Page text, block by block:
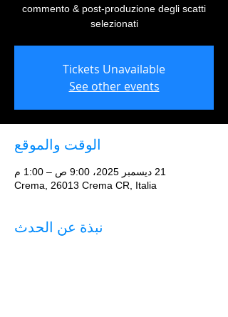
commento & post-produzione degli scatti
selezionati
Tickets Unavailable
See other events
الوقت والموقع
21 ديسمبر 2025، 9:00 ص – 1:00 م
Crema, 26013 Crema CR, Italia
نبذة عن الحدث